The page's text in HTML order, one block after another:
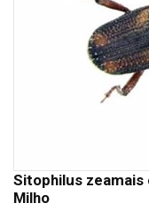
Sitophilus
Milho